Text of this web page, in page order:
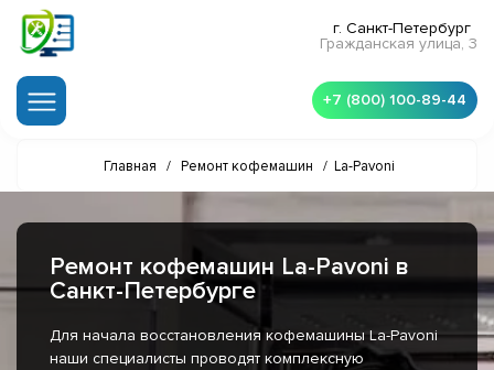
г. Санкт-Петербург
Гражданская улица, 3
+7 (800) 100-89-44
Главная / Ремонт кофемашин / La-Pavoni
Ремонт кофемашин La-Pavoni в
Санкт-Петербурге
Для начала восстановления кофемашины La-Pavoni
наши специалисты проводят комплексную